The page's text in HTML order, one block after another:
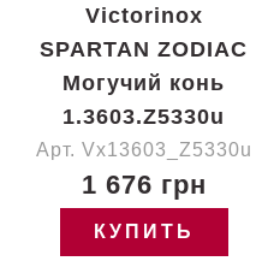
Victorinox
SPARTAN ZODIAC
Могучий конь
1.3603.Z5330u
Арт. Vx13603_Z5330u
1 676 грн
КУПИТЬ